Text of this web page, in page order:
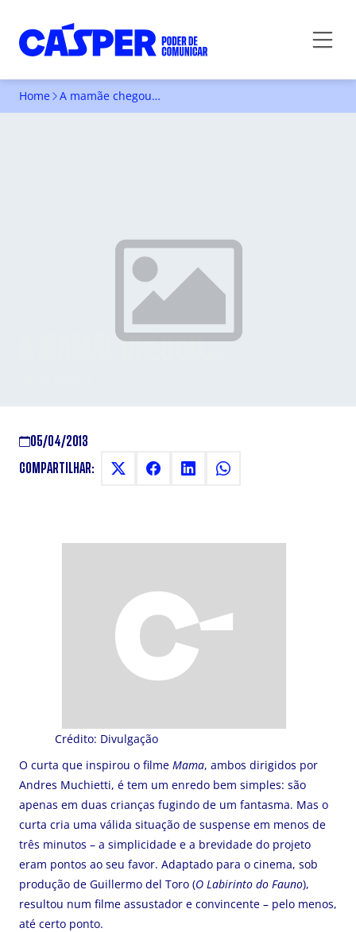
Home A mamãe chegou…
A MAMÃE CHEGOU...
05/04/2013
COMPARTILHAR:
Crédito: Divulgação
O curta que inspirou o filme Mama, ambos dirigidos por
Andres Muchietti, é tem um enredo bem simples: são
apenas em duas crianças fugindo de um fantasma. Mas o
curta cria uma válida situação de suspense em menos de
três minutos – a simplicidade e a brevidade do projeto
eram pontos ao seu favor. Adaptado para o cinema, sob
produção de Guillermo del Toro (O Labirinto do Fauno),
resultou num filme assustador e convincente – pelo menos,
até certo ponto.